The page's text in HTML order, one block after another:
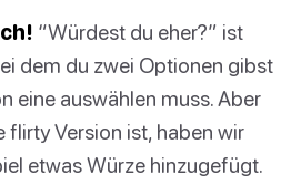
“Würdest du eher?” ist
dem du zwei Optionen gibst
eine auswählen muss. Aber
flirty Version ist, haben wir
etwas Würze hinzugefügt.